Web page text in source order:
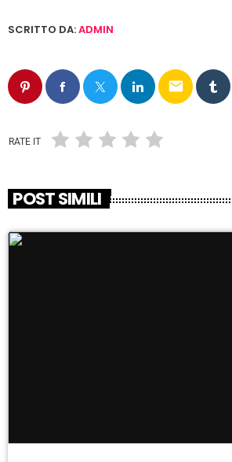
SCRITTO DA:ADMIN
email
RATE IT
POST SIMILI